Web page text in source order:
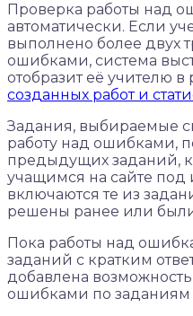
Проверка работы над
автоматически. Если
выполнено более двух
ошибками, система
отобразит её учителю в
созданных работ и
Задания, выбираемые
работу над ошибками,
предыдущих заданий,
учащимся на сайте под
включаются те из
решены ранее или
Пока работы над
заданий с кратким
добавлена
ошибками по заданиям